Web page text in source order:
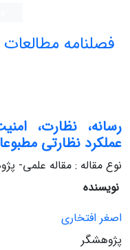
فصلنامه
رسانه، نظارت،
عملکرد نظارتی
نوع مقاله : مقاله علمی-
نویسنده
اصغر افتخاری
پژوهشگر